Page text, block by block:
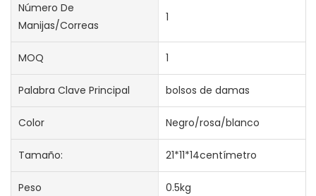
Número De
Manijas/correas
1
MOQ 1
Palabra Clave Principal bolsos de damas
Color Negro/rosa/blanco
Tamaño: 21*11*14centímetro
Peso 0.5kg